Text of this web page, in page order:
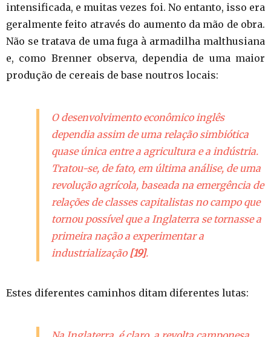
intensificada, e muitas vezes foi. No entanto, isso era
geralmente feito através do aumento da mão de obra.
Não se tratava de uma fuga à armadilha malthusiana
e, como Brenner observa, dependia de uma maior
produção de cereais de base noutros locais:
O desenvolvimento econômico inglês
dependia assim de uma relação simbiótica
quase única entre a agricultura e a indústria.
Tratou-se, de fato, em última análise, de uma
revolução agrícola, baseada na emergência de
relações de classes capitalistas no campo que
tornou possível que a Inglaterra se tornasse a
primeira nação a experimentar a
industrialização [19].
Estes diferentes caminhos ditam diferentes lutas: